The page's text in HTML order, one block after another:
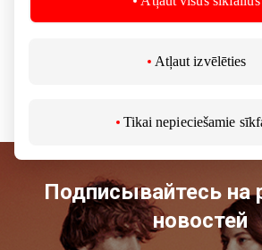
Atļaut izvēlēties
Tikai nepieciešamie
Приходите в GIVEN и откройте
Подарки, аксессуары
Подписывайтесь на
новостей